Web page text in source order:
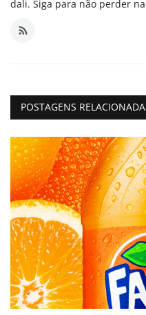
dali. Siga para não perder
POSTAGENS